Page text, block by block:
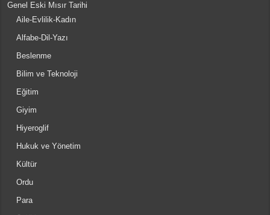
Genel Eski Mısır Tarihi
Aile-Evlilik-Kadın
Alfabe-Dil-Yazı
Beslenme
Bilim ve Teknoloji
Eğitim
Giyim
Hiyeroglif
Hukuk ve Yönetim
Kültür
Ordu
Para